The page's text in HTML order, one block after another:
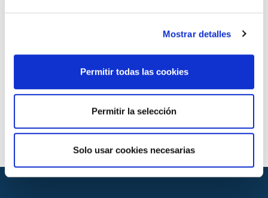
Mostrar detalles
Permitir todas las cookies
Permitir la selección
Solo usar cookies necesarias
Sistemas de tubería plástica para obra civil agua
Sistemas de tubería plástica para suministro de
combustibles gaseosos. Polietileno (PE). (EN 1555-
1, -2, -3, -5 / ISO 4437)
Normas de ensayo
UNE EN ISO 6259-1, -3